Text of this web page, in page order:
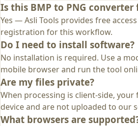
Is this BMP to PNG converter
Yes — Asli Tools provides free
registration for this workflow.
Do I need to install software?
No installation is required. Use a
mobile browser and run the tool
Are my files private?
When processing is client-side, your
device and are not uploaded to our
What browsers are